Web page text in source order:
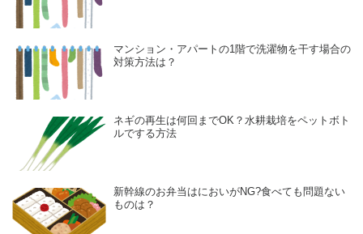
マンション・アパートの1階で洗濯物を干す場合の
対策方法は？
ネギの再生は何回までOK？水耕栽培をペットボト
ルでする方法
新幹線のお弁当はにおいがNG?食べても問題ない
ものは？